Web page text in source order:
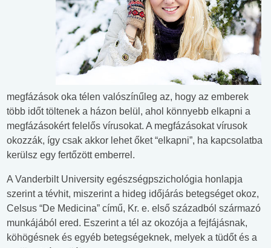
megfázások oka télen valószínűleg az, hogy az emberek
több időt töltenek a házon belül, ahol könnyebb elkapni a
megfázásokért felelős vírusokat. A megfázásokat vírusok
okozzák, így csak akkor lehet őket “elkapni”, ha kapcsolatba
kerülsz egy fertőzött emberrel.
A Vanderbilt University egészségpszichológia honlapja
szerint a tévhit, miszerint a hideg időjárás betegséget okoz,
Celsus “De Medicina” című, Kr. e. első századból származó
munkájából ered. Eszerint a tél az okozója a fejfájásnak,
köhögésnek és egyéb betegségeknek, melyek a tüdőt és a